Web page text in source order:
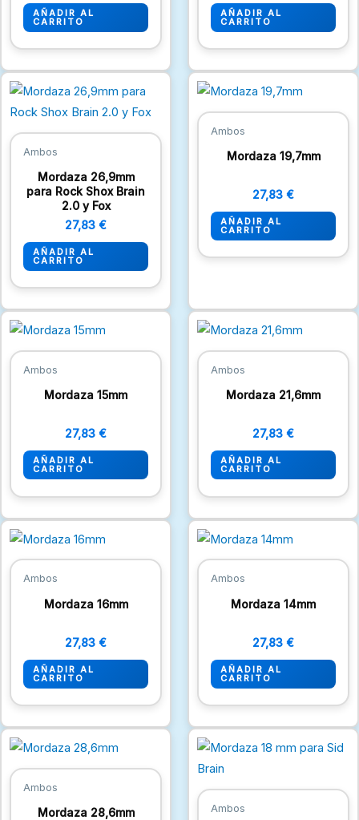
AÑADIR AL
CARRITO
AÑADIR AL
CARRITO
Ambos
Mordaza 26,9mm
para Rock Shox Brain
2.0 y Fox
27,83 €
AÑADIR AL
CARRITO
Ambos
Mordaza 19,7mm
27,83 €
AÑADIR AL
CARRITO
Ambos
Mordaza 15mm
27,83 €
AÑADIR AL
CARRITO
Ambos
Mordaza 21,6mm
27,83 €
AÑADIR AL
CARRITO
Ambos
Mordaza 16mm
27,83 €
AÑADIR AL
CARRITO
Ambos
Mordaza 14mm
27,83 €
AÑADIR AL
CARRITO
Ambos
Mordaza 28,6mm Ambos